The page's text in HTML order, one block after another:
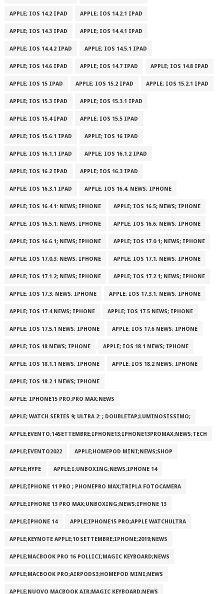
APPLE; IOS 14.2 IPAD APPLE; IOS 14.2.1 IPAD
APPLE; IOS 14.3 IPAD APPLE; IOS 14.4.1 IPAD
APPLE; IOS 14.4.2 IPAD APPLE; IOS 14.5.1 IPAD
APPLE; IOS 14.6 IPAD APPLE; IOS 14.7 IPAD APPLE; IOS 14.8 IPAD
APPLE; IOS 15 IPAD APPLE; IOS 15.2 IPAD APPLE; IOS 15.2.1 IPAD
APPLE; IOS 15.3 IPAD APPLE; IOS 15.3.1 IPAD
APPLE; IOS 15.4 IPAD APPLE; IOS 15.5 IPAD
APPLE; IOS 15.6.1 IPAD APPLE; IOS 16 IPAD
APPLE; IOS 16.1.1 IPAD APPLE; IOS 16.1.2 IPAD
APPLE; IOS 16.2 IPAD APPLE; IOS 16.3 IPAD
APPLE; IOS 16.3.1 IPAD APPLE; IOS 16.4: NEWS; IPHONE
APPLE; IOS 16.4.1: NEWS; IPHONE APPLE; IOS 16.5; NEWS; IPHONE
APPLE; IOS 16.5.1; NEWS; IPHONE APPLE; IOS 16.6; NEWS; IPHONE
APPLE; IOS 16.6.1; NEWS; IPHONE APPLE; IOS 17.0.1; NEWS; IPHONE
APPLE; IOS 17.0.3; NEWS; IPHONE APPLE; IOS 17.1; NEWS; IPHONE
APPLE; IOS 17.1.2; NEWS; IPHONE APPLE; IOS 17.2.1; NEWS; IPHONE
APPLE; IOS 17.3; NEWS; IPHONE APPLE; IOS 17.3.1; NEWS; IPHONE
APPLE; IOS 17.4 NEWS; IPHONE APPLE; IOS 17.5 NEWS; IPHONE
APPLE; IOS 17.5.1 NEWS; IPHONE APPLE; IOS 17.6 NEWS; IPHONE
APPLE; IOS 18 NEWS; IPHONE APPLE; IOS 18.1 NEWS; IPHONE
APPLE; IOS 18.1.1 NEWS; IPHONE APPLE; IOS 18.2 NEWS; IPHONE
APPLE; IOS 18.2.1 NEWS; IPHONE
APPLE; IPHONE15 PRO;PRO MAX;NEWS
APPLE; WATCH SERIES 9; ULTRA 2: ; DOUBLETAP;LUMINOSISSIMO;
APPLE;EVENTO;14SETTEMBRE;IPHONE13;IPHONE13PROMAX;NEWS;TECH
APPLE;EVENTO2022 APPLE;HOMEPOD MINI;NEWS;SHOP
APPLE;HYPE APPLE;I;UNBOXING;NEWS;IPHONE 14
APPLE;IPHONE 11 PRO ; PHONEPRO MAX;TRIPLA FOTOCAMERA
APPLE;IPHONE 13 PRO MAX;UNBOXING;NEWS;IPHONE 13
APPLE;IPHONE 14 APPLE;IPHONE15 PRO;APPLE WATCHULTRA
APPLE;KEYNOTE APPLE;10 SETTEMBRE;IPHONE;2019;NEWS
APPLE;MACBOOK PRO 16 POLLICI;MAGIC KEYBOARD;NEWS
APPLE;MACBOOK PRO;AIRPODS3;HOMEPOD MINI;NEWS
APPLE;NUOVO MACBOOK AIR;MAGIC KEYBOARD;NEWS